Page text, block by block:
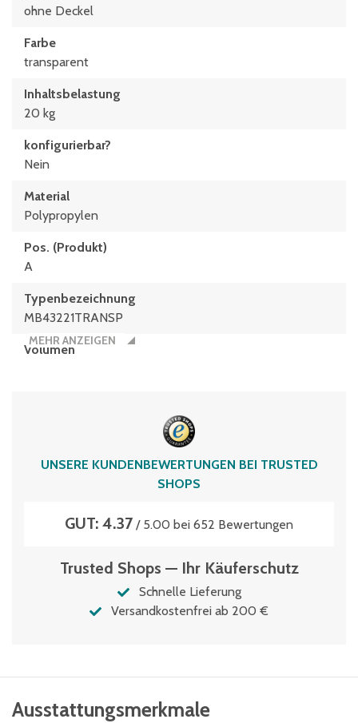
ohne Deckel
Farbe
transparent
Inhaltsbelastung
20 kg
konfigurierbar?
Nein
Material
Polypropylen
Pos. (Produkt)
A
Typen­be­zeich­nung
MB43221TRANSP
Volumen
MEHR ANZEIGEN
UNSERE KUNDENBEWERTUNGEN BEI TRUSTED
SHOPS
GUT: 4.37 / 5.00 bei 652 Bewertungen
Trusted Shops — Ihr Käuferschutz
Schnelle Lieferung
Versandkostenfrei ab 200 €
Ausstattungsmerkmale